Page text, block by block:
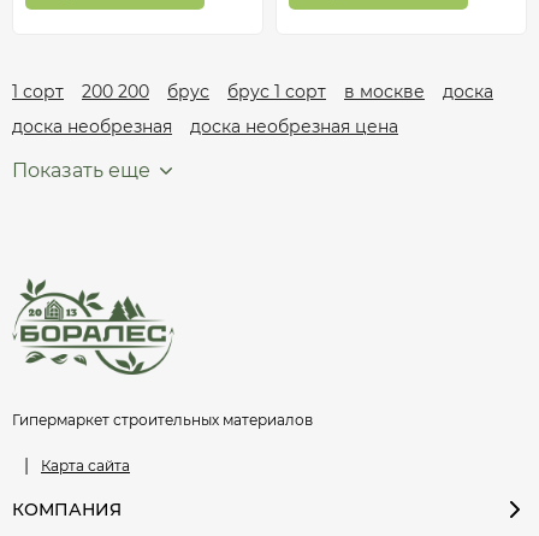
1 сорт 200 200 брус брус 1 сорт в москве
доска
доска необрезная
доска необрезная цена
Показать еще
Гипермаркет строительных материалов
| Карта сайта
КОМПАНИЯ